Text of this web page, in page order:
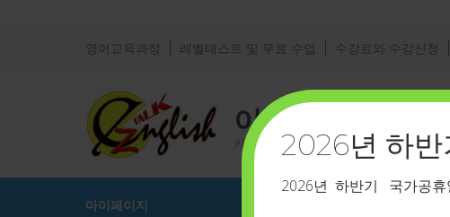
영어교육과정 레벨테스트 및 무료 수업 수강료와 수강신청
이지톡영어포유
카톡 아이디 : eztalkenglish
마이페이지
2026년 하반
2026년 하반기 국가공휴